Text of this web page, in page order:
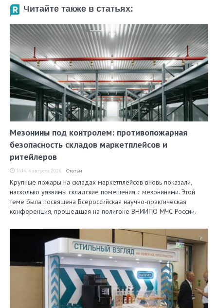
Читайте также в статьях:
Мезонины под контролем: противопожарная
безопасность складов маркетплейсов и
ритейлеров
14:14, 4 августа 2026 Статьи
Крупные пожары на складах маркетплейсов вновь показали,
насколько уязвимы складские помещения с мезонинами. Этой
теме была посвящена Всероссийская научно-практическая
конференция, прошедшая на полигоне ВНИИПО МЧС России.